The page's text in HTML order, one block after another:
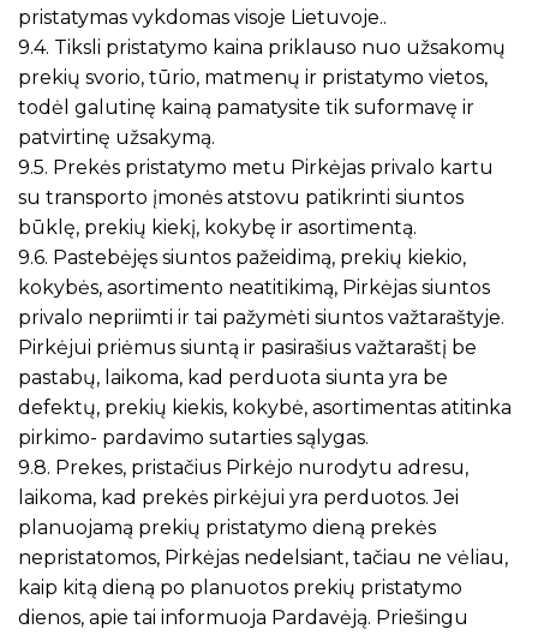
pristatymas vykdomas visoje Lietuvoje..
9.4. Tiksli pristatymo kaina priklauso nuo užsakomų
prekių svorio, tūrio, matmenų ir pristatymo vietos,
todėl galutinę kainą pamatysite tik suformavę ir
patvirtinę užsakymą.
9.5. Prekės pristatymo metu Pirkėjas privalo kartu
su transporto įmonės atstovu patikrinti siuntos
būklę, prekių kiekį, kokybę ir asortimentą.
9.6. Pastebėjęs siuntos pažeidimą, prekių kiekio,
kokybės, asortimento neatitikimą, Pirkėjas siuntos
privalo nepriimti ir tai pažymėti siuntos važtaraštyje.
Pirkėjui priėmus siuntą ir pasirašius važtaraštį be
pastabų, laikoma, kad perduota siunta yra be
defektų, prekių kiekis, kokybė, asortimentas atitinka
pirkimo- pardavimo sutarties sąlygas.
9.8. Prekes, pristačius Pirkėjo nurodytu adresu,
laikoma, kad prekės pirkėjui yra perduotos. Jei
planuojamą prekių pristatymo dieną prekės
nepristatomos, Pirkėjas nedelsiant, tačiau ne vėliau,
kaip kitą dieną po planuotos prekių pristatymo
dienos, apie tai informuoja Pardavėją. Priešingu